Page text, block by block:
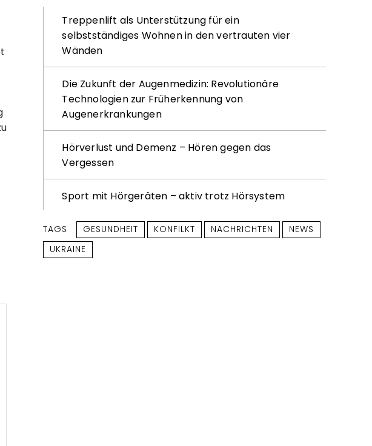
Treppenlift als Unterstützung für ein
selbstständiges Wohnen in den vertrauten vier
Wänden
Die Zukunft der Augenmedizin: Revolutionäre
Technologien zur Früherkennung von
Augenerkrankungen
Hörverlust und Demenz – Hören gegen das
Vergessen
Sport mit Hörgeräten – aktiv trotz Hörsystem
TAGS GESUNDHEIT KONFILKT NACHRICHTEN
NEWS
UKRAINE